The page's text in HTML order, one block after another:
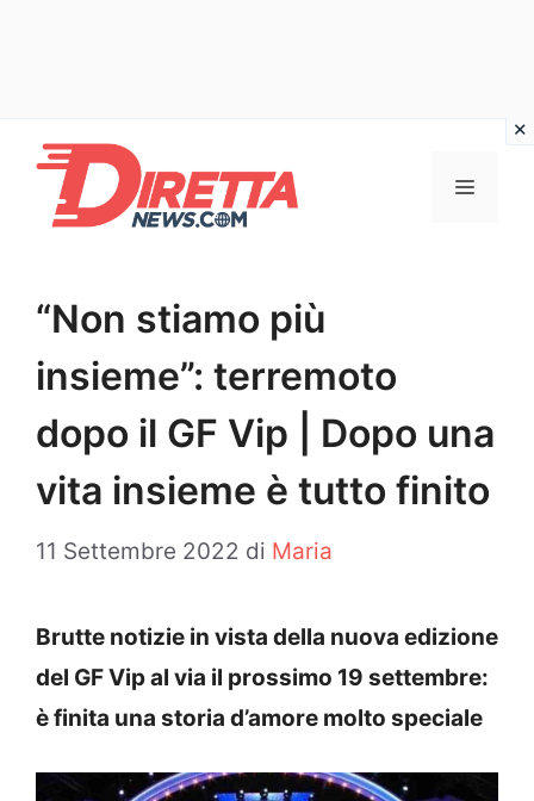
contenuto
Menu
“Non stiamo più
insieme”: terremoto
dopo il GF Vip | Dopo una
vita insieme è tutto finito
11 Settembre 2022 di Maria
Brutte notizie in vista della nuova edizione
del GF Vip al via il prossimo 19 settembre:
è finita una storia d’amore molto speciale